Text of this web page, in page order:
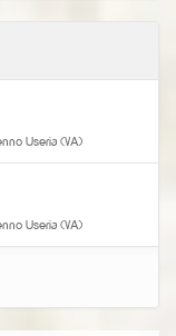
Useria (VA)
Useria (VA)